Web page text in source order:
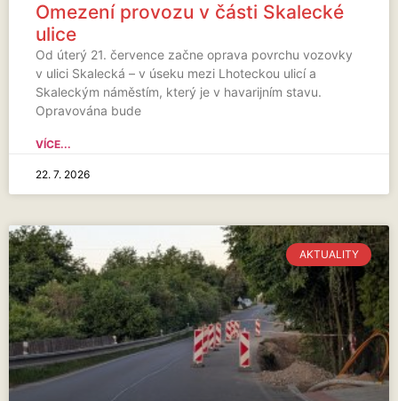
Omezení provozu v části Skalecké
ulice
Od úterý 21. července začne oprava povrchu vozovky
v ulici Skalecká – v úseku mezi Lhoteckou ulicí a
Skaleckým náměstím, který je v havarijním stavu.
Opravována bude
VÍCE...
22. 7. 2026
AKTUALITY